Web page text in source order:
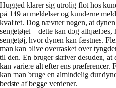
Hugged klarer sig utrolig flot hos
på 149 anmeldelser og kunderne
kvalitet. Dog nævner nogen, at
sengetøjet – dette kan dog afhjælpes,
sengetøj, hvor dynen kan fæstnes.
man kan blive overrasket over
til den. En bruger skriver desuden,
kan variere alt efter ens præferencer.
kan man bruge en almindelig
bedste af begge verdener.